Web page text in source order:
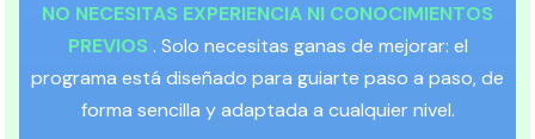
NO NECESITAS EXPERIENCIA NI CONOCIMIENTOS
PREVIOS . Solo necesitas ganas de mejorar: el
programa está diseñado para guiarte paso a paso, de
forma sencilla y adaptada a cualquier nivel.